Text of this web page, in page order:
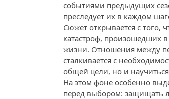
событиями предыдущих
преследует их в каждом
Сюжет открывается с того,
катастроф, произошедших
жизни. Отношения между
сталкивается с
общей цели, но и
На этом фоне особенно
перед выбором: защищать